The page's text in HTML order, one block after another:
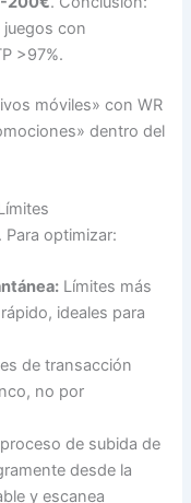
con
>97%.
móviles» con WR
dentro del
optimizar:
Límites más
ideales para
de transacción
no por
de subida de
desde la
y escanea